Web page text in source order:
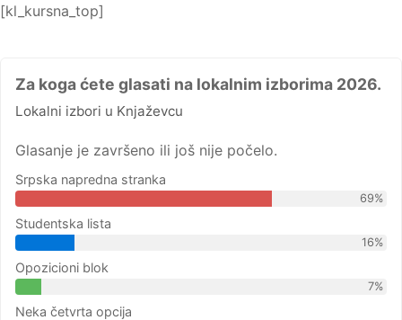
[kl_kursna_top]
Za koga ćete glasati na lokalnim izborima 2026.
Lokalni izbori u Knjaževcu
Glasanje je završeno ili još nije počelo.
Srpska napredna stranka
69%
Studentska lista
16%
Opozicioni blok
7%
Neka četvrta opcija